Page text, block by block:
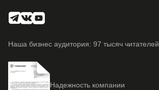
Наша бизнес аудитория: 97 тысяч читателей
Надежность компании